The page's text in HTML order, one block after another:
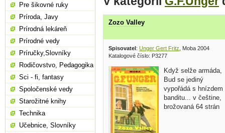
Zozo Valley
Spisovatel: Unger Gert Fritz , Moba 2004
Katalogové číslo: P3277
Když selže armáda,
Bud se jediný
vypořádá s hnízdem
banditu... v češtine,
brožovaná 64 strán
Pre šikovné ruky
Príroda, Javy
Prírodná lekáreň
Prírodné vedy
Príručky,Slovníky
Rodičovstvo, Pedagogika
Sci - fi, fantasy
Spoločenské vedy
Starožitné knihy
Technika
Učebnice, Slovníky